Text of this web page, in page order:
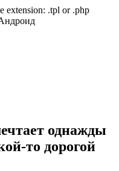
extension: .tpl or .php
однажды
то дорогой